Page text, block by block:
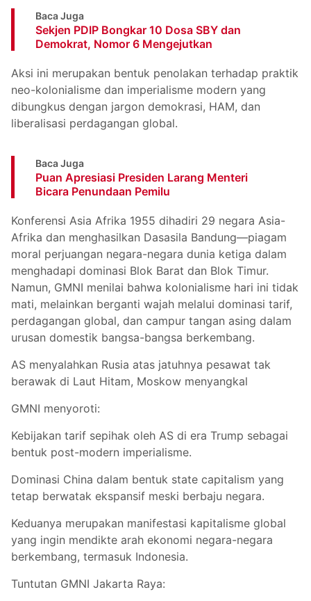
Baca Juga
Sekjen PDIP Bongkar 10 Dosa SBY dan
Demokrat, Nomor 6 Mengejutkan
Aksi ini merupakan bentuk penolakan terhadap praktik
neo-kolonialisme dan imperialisme modern yang
dibungkus dengan jargon demokrasi, HAM, dan
liberalisasi perdagangan global.
Baca Juga
Puan Apresiasi Presiden Larang Menteri
Bicara Penundaan Pemilu
Konferensi Asia Afrika 1955 dihadiri 29 negara Asia-
Afrika dan menghasilkan Dasasila Bandung—piagam
moral perjuangan negara-negara dunia ketiga dalam
menghadapi dominasi Blok Barat dan Blok Timur.
Namun, GMNI menilai bahwa kolonialisme hari ini tidak
mati, melainkan berganti wajah melalui dominasi tarif,
perdagangan global, dan campur tangan asing dalam
urusan domestik bangsa-bangsa berkembang.
AS menyalahkan Rusia atas jatuhnya pesawat tak
berawak di Laut Hitam, Moskow menyangkal
GMNI menyoroti:
Kebijakan tarif sepihak oleh AS di era Trump sebagai
bentuk post-modern imperialisme.
Dominasi China dalam bentuk state capitalism yang
tetap berwatak ekspansif meski berbaju negara.
Keduanya merupakan manifestasi kapitalisme global
yang ingin mendikte arah ekonomi negara-negara
berkembang, termasuk Indonesia.
Tuntutan GMNI Jakarta Raya: